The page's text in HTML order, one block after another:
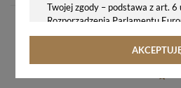
Twojej zgody – podstawa z art. 6
Rozporządzenia Parlamentu
2016/679 z 27.04.2016 r. w
fizycznych w związku z